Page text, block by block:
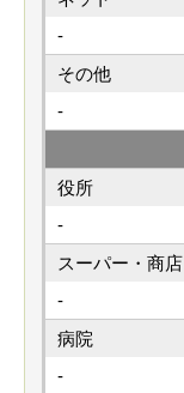
-
その他
-
役所
-
スーパー ・商店
-
病院
-